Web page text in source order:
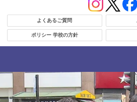
よくあるご質問
ポリシー 学校の方針